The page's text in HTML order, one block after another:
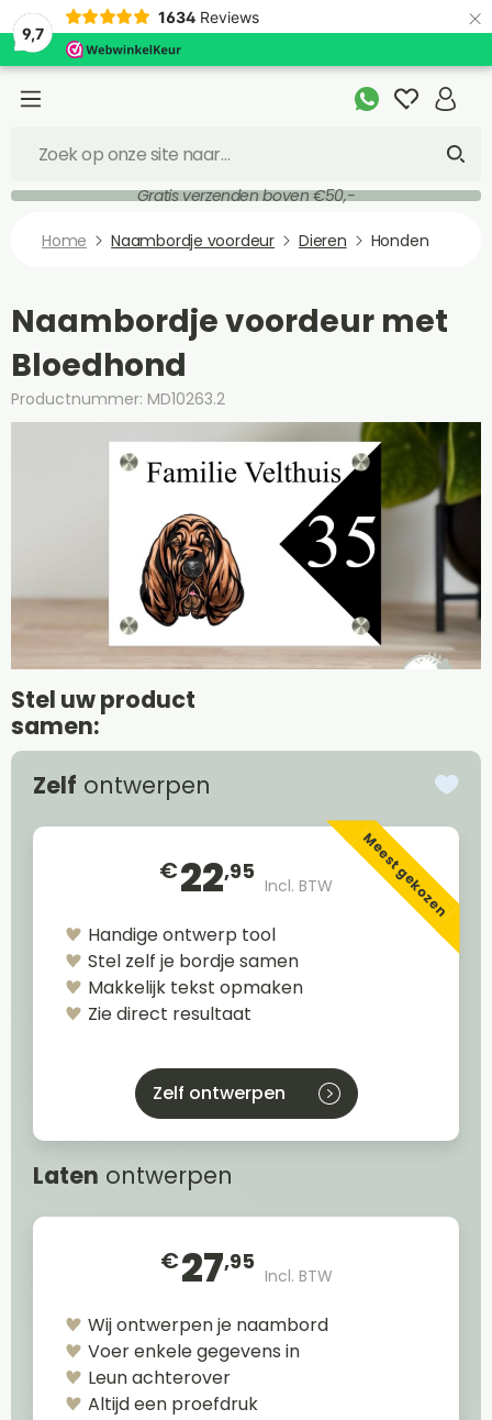
9,7
1634 Reviews ×
Gratis verzenden boven €50,-
Home Naambordje voordeur Dieren Honden
Naambordje voordeur met
Bloedhond
Productnummer: MD10263.2
Stel uw product
samen:
Zelf ontwerpen
€22,95
Incl. BTW Meest gekozen
Handige ontwerp tool
Stel zelf je bordje samen
Makkelijk tekst opmaken
Zie direct resultaat
Zelf ontwerpen
Laten ontwerpen
€27,95
Incl. BTW
Wij ontwerpen je naambord
Voer enkele gegevens in
Leun achterover
Altijd een proefdruk